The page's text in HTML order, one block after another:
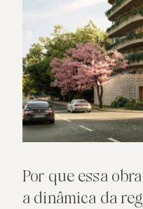
Por que essa
a dinâmica da